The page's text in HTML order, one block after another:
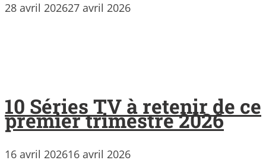
28 avril 202627 avril 2026
10 Séries TV à retenir de ce
premier trimestre 2026
16 avril 202616 avril 2026